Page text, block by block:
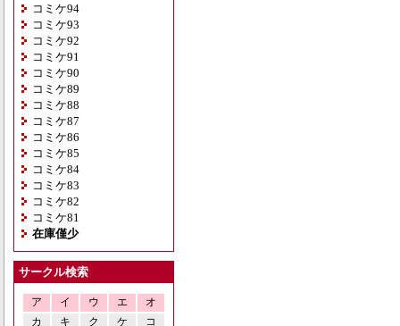
コミケ94
コミケ93
コミケ92
コミケ91
コミケ90
コミケ89
コミケ88
コミケ87
コミケ86
コミケ85
コミケ84
コミケ83
コミケ82
コミケ81
在庫僅少
サークル検索
ア イ ウ エ
オ
カ
キ ク ケ
コ